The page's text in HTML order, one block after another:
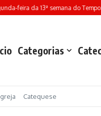
feira da 13ª semana do Tempo
Categorias
Catequese